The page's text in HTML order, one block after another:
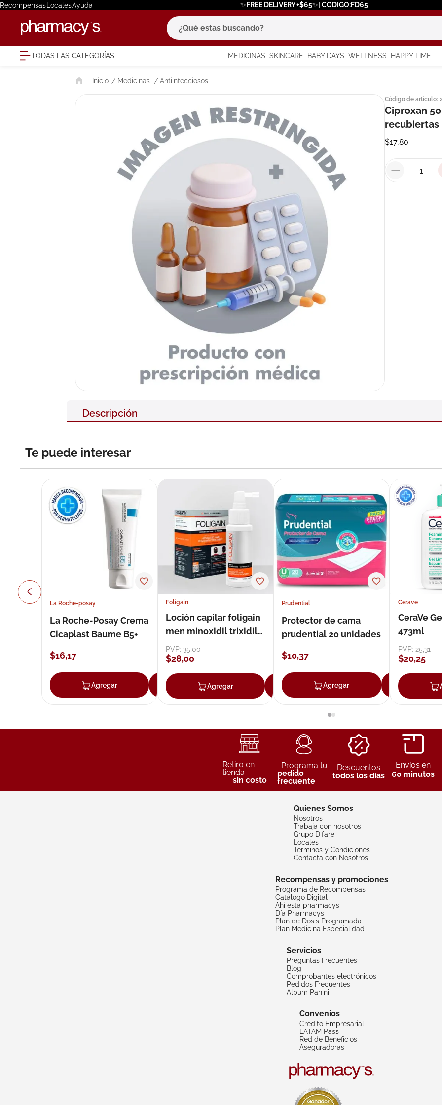
RecompensasLocalesAyuda ✨FREE DELIVERY +$65✨| CODIGO:FD65
¿Qué estas buscando?
TODAS LAS CATEGORÍAS MEDICINAS SKINCARE BABY DAYS WELLNESS HAPPY TIME
Medicinas Antiinfecciosos
Código de artículo:
Ciproxan
recubiertas
$17,80
Descripción
Te puede interesar
La Roche-posay
La Roche-Posay Crema
Cicaplast Baume B5+
$16,17
Agregar Agregar
Foligain
Loción capilar foligain
men minoxidil trixidil
loción 59 ml
PVP:35,00
$28,00
Agregar Agregar
Prudential
Protector de cama
prudential 20 unidades
$10,37
Agregar
Cerave
CeraVe
473ml
PVP:25,31
$20,25
Retiro en
tienda
sin costo
Programa tu
pedido
frecuente
Descuentos
todos los días
Envíos en
60 minutos
Quienes Somos
Nosotros
Trabaja con nosotros
Grupo Difare
Locales
Términos y Condiciones
Contacta con Nosotros
Recompensas y promociones
Programa de Recompensas
Catálogo Digital
Ahí esta pharmacys
Día Pharmacys
Plan de Dosis Programada
Plan Medicina Especialidad
Servicios
Preguntas Frecuentes
Blog
Comprobantes electrónicos
Pedidos Frecuentes
Album Panini
Convenios
Crédito Empresarial
LATAM Pass
Red de Beneficios
Aseguradoras
términos más buscados
1. eucerin
3. bioderma
7.
. roche posay
9. nivea
10 pañales